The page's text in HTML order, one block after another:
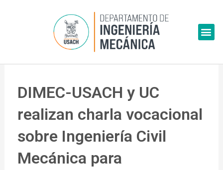
DIMEC-USACH y UC
realizan charla vocacional
sobre Ingeniería Civil
Mecánica para